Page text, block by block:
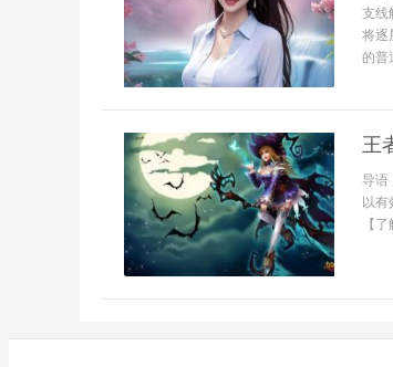
支线
将逐
的普
王
导语
以有
【